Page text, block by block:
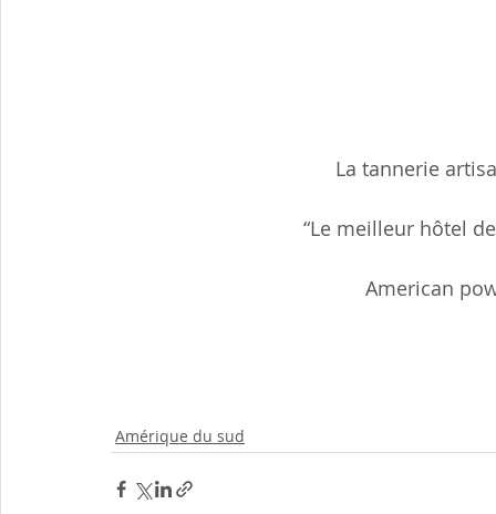
La tannerie
“Le meilleur hôtel
American
Amérique du sud